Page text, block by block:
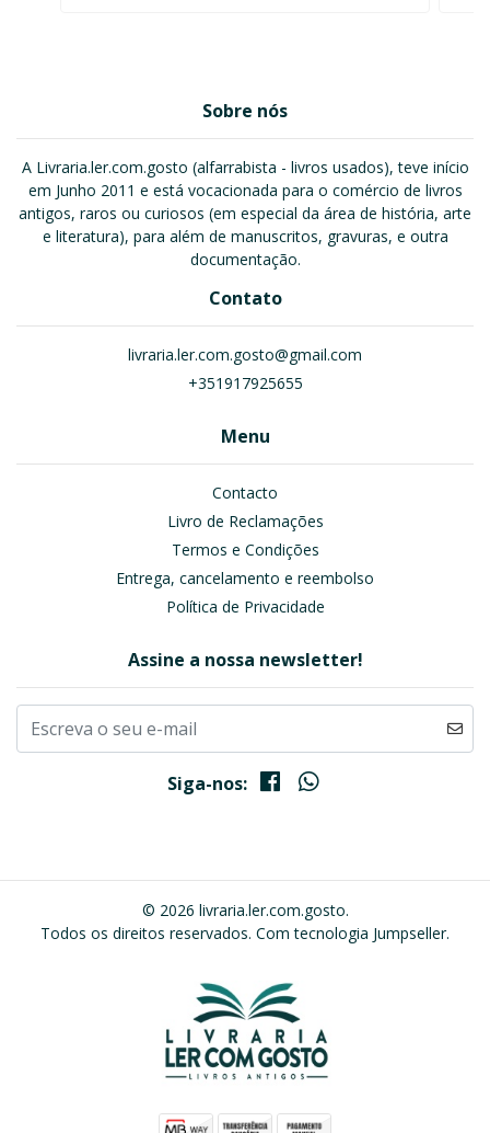
Sobre nós
A Livraria.ler.com.gosto (alfarrabista - livros usados), teve início
em Junho 2011 e está vocacionada para o comércio de livros
antigos, raros ou curiosos (em especial da área de história, arte
e literatura), para além de manuscritos, gravuras, e outra
documentação.
Contato
livraria.ler.com.gosto@gmail.com
+351917925655
Menu
Contacto
Livro de Reclamações
Termos e Condições
Entrega, cancelamento e reembolso
Política de Privacidade
Assine a nossa newsletter!
Siga-nos:
© 2026 livraria.ler.com.gosto.
Todos os direitos reservados. Com tecnologia Jumpseller.